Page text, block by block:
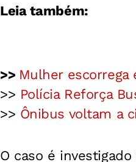
Leia também:
>> Mulher escorrega
>> Polícia Reforça
>> Ônibus voltam a
O caso é